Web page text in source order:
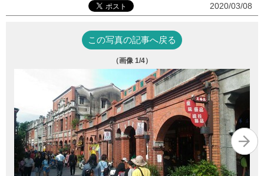
2020/03/08
この写真の記事へ戻る
（画像 1/4）